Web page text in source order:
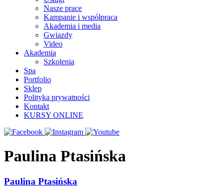
Nasze prace
Kampanie i współpraca
Akademia i media
Gwiazdy
Video
Akademia
Szkolenia
Spa
Portfolio
Sklep
Polityka prywatności
Kontakt
KURSY ONLINE
Paulina Ptasińska
Paulina Ptasińska